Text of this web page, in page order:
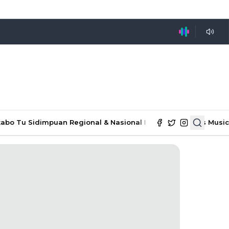
Tu Sidimpuan Regional & Nasional Ekonomi & Bisnis Music